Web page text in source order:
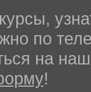
по
на
!